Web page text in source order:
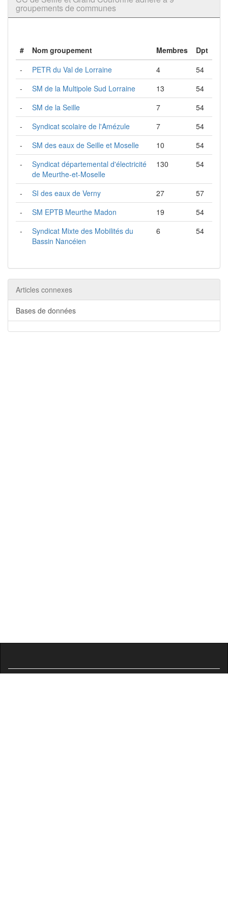
groupements de communes
# Nom groupement Membres
Dpt
-
PETR du Val de Lorraine 4
54
-
SM de la Multipole Sud Lorraine 13
54
-
SM de la Seille 7
54
-
Syndicat scolaire de l'Amézule 7
54
-
SM des eaux de Seille et Moselle 10
54
-
Syndicat départemental d'électricité
de Meurthe-et-Moselle
130 54
- SI des eaux de Verny 27
57
-
SM EPTB Meurthe Madon 19
54
-
Syndicat Mixte des Mobilités du
Bassin Nancéien
6 54
Articles connexes
Bases de données